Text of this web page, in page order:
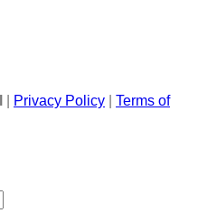
Privacy Policy
Terms of